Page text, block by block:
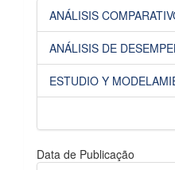
ANÁLISIS
ANÁLISIS DE
ESTUDIO Y
Data de Publicação